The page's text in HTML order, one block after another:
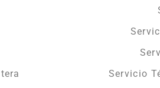
Servicio